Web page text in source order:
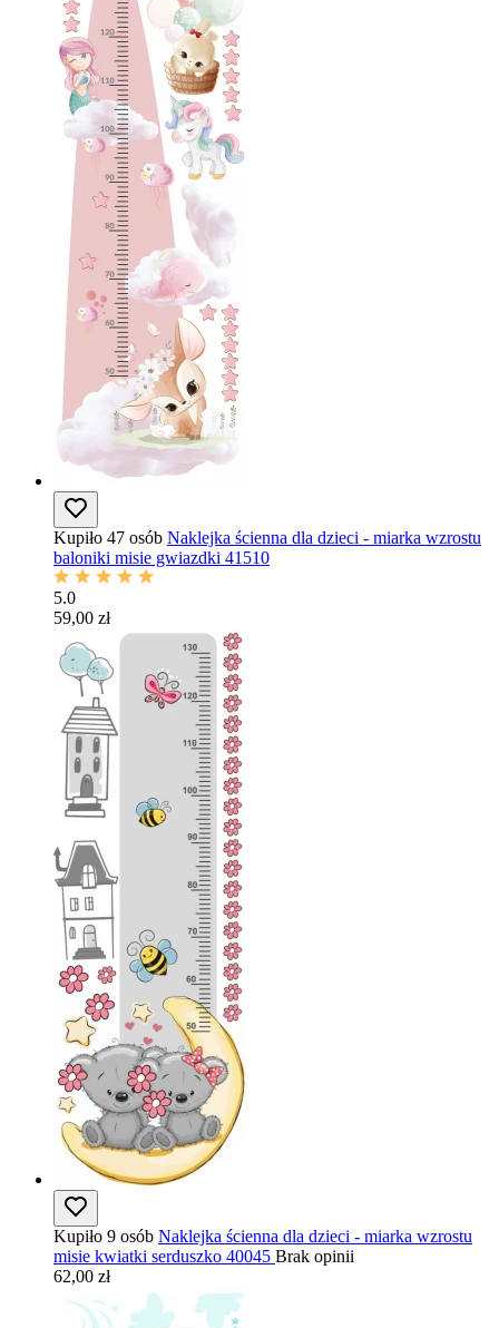
Kupiło 47 osób Naklejka ścienna dla dzieci - miarka wzrostu
baloniki misie gwiazdki 41510
5.0
59,00 zł
Kupiło 9 osób Naklejka ścienna dla dzieci - miarka wzrostu
misie kwiatki serduszko 40045 Brak opinii
62,00 zł